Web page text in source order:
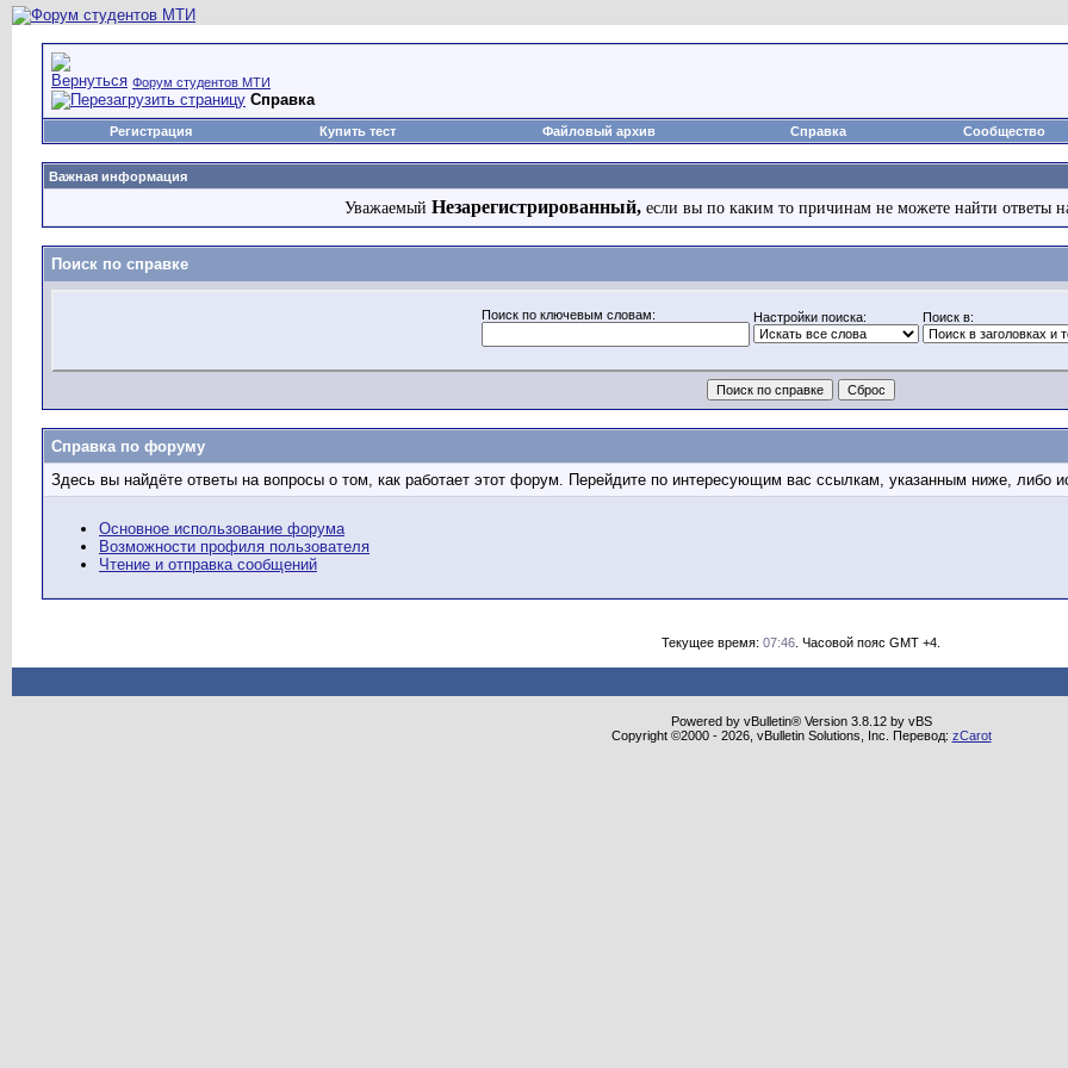
Форум студентов МТИ
Справка
Регистрация Купить тест Файловый архив Справка Сообщество
Важная информация
Уважаемый Незарегистрированный, если вы по каким то причинам не можете найти ответы
Поиск по справке
Поиск по ключевым словам: Настройки поиска: Поиск в:
Справка по форуму
Здесь вы найдёте ответы на вопросы о том, как работает этот форум. Перейдите по интересующим вас ссылкам, указанным ниже, либо
Основное использование форума
Возможности профиля пользователя
Чтение и отправка сообщений
Текущее время: 07:46 . Часовой пояс GMT +4.
Powered by vBulletin® Version 3.8.12 by vBS
Copyright ©2000 - 2026, vBulletin Solutions, Inc. Перевод: zCarot